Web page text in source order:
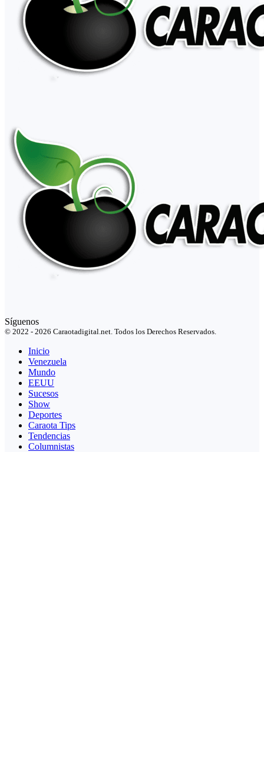
Síguenos
© 2022 - 2026 Caraotadigital.net. Todos los Derechos Reservados.
Inicio
Venezuela
Mundo
EEUU
Sucesos
Show
Deportes
Caraota Tips
Tendencias
Columnistas